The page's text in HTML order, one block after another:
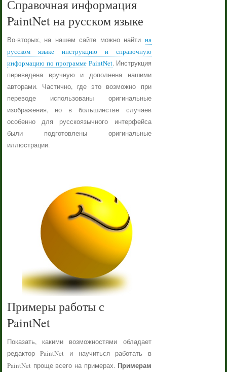
Справочная информация
PaintNet на русском языке
Во-вторых, на нашем сайте можно найти на
русском языке инструкцию и справочную
информацию по программе PaintNet. Инструкция
переведена вручную и дополнена нашими
авторами. Частично, где это возможно при
переводе использованы оригинальные
изображения, но в большинстве случаев
особенно для русскоязычного интерфейса
были подготовлены оригинальные
иллюстрации.
Примеры работы с
PaintNet
Показать, какими возможностями обладает
редактор PaintNet и научиться работать в
PaintNet проще всего на примерах. Примерам